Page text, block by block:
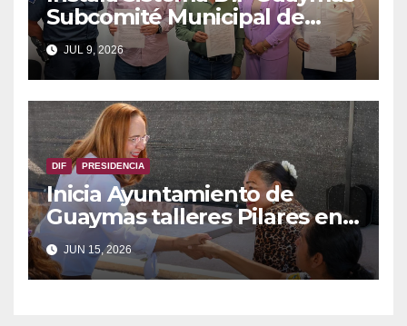
Subcomité Municipal de
Atención a Población en
Riesgo o Condición de
Emergencia
JUL 9, 2026
DIF PRESIDENCIA
Inicia Ayuntamiento de
Guaymas talleres Pilares en
el Centro de desarrollo
comunitario
JUN 15, 2026